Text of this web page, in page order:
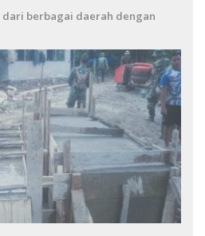
berbagai daerah dengan